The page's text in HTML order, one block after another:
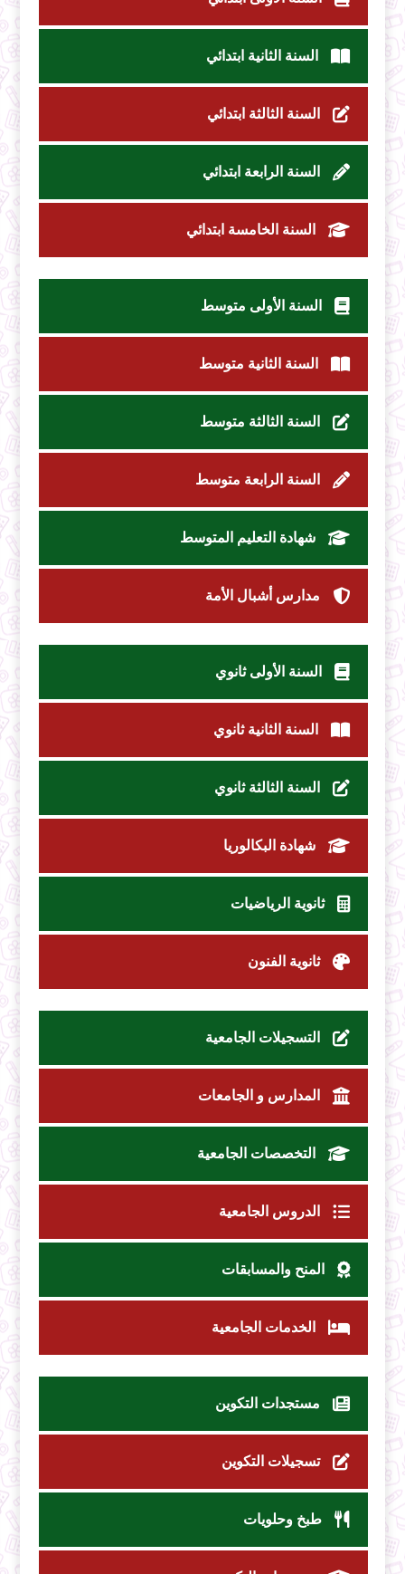
السنة الثانية ابتدائي
السنة الثالثة ابتدائي
السنة الرابعة ابتدائي
السنة الخامسة ابتدائي
السنة الأولى متوسط
السنة الثانية متوسط
السنة الثالثة متوسط
السنة الرابعة متوسط
شهادة التعليم المتوسط
مدارس أشبال الأمة
السنة الأولى ثانوي
السنة الثانية ثانوي
السنة الثالثة ثانوي
شهادة البكالوريا
ثانوية الرياضيات
ثانوية الفنون
التسجيلات الجامعية
المدارس و الجامعات
التخصصات الجامعية
الدروس الجامعية
المنح والمسابقات
الخدمات الجامعية
مستجدات التكوين
تسجيلات التكوين
طبخ وحلويات